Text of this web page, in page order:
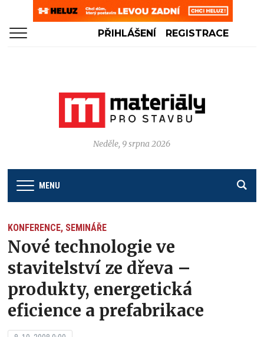
PŘIHLÁŠENÍ REGISTRACE
Neděle, 9 srpna 2026
MENU
KONFERENCE, SEMINÁŘE
Nové technologie ve
stavitelství ze dřeva –
produkty, energetická
eficience a prefabrikace